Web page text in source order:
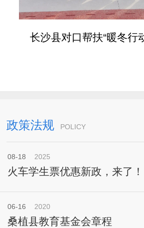
长沙县对口帮扶“暖冬行
政策法规 POLICY
08-18 2025
火车学生票优惠新政，来了！
06-16 2020
桑植县教育基金会章程